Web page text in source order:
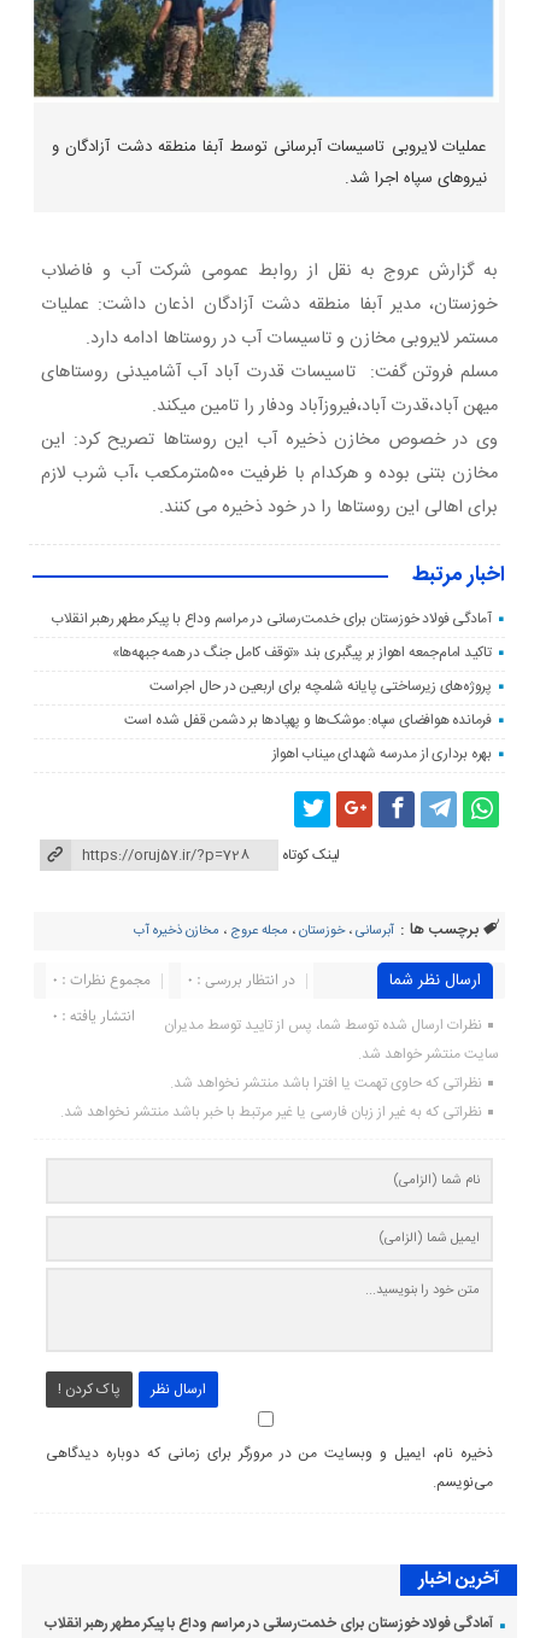
عملیات لایروبی تاسیسات آبرسانی توسط آبفا منطقه دشت آزادگان و
نیروهای سپاه اجرا شد.
به گزارش عروج به نقل از روابط عمومی شرکت آب و فاضلاب
خوزستان، مدیر آبفا منطقه دشت آزادگان اذعان داشت: عملیات‌
مستمر لایروبی مخازن و تاسیسات آب در روستاها ادامه دارد.
مسلم فروتن گفت: تاسیسات قدرت آباد آب آشامیدنی روستاهای
میهن آباد،قدرت آباد،فیروزآباد ودفار را تامین میکند.
وی در خصوص مخازن ذخیره آب این روستاها تصریح کرد: این
مخازن بتنی بوده و هرکدام با ظرفیت ۵۰۰مترمکعب ،آب شرب لازم
برای اهالی این روستاها را در خود ذخیره می کنند.
اخبار مرتبط
آمادگی فولاد خوزستان برای خدمت‌رسانی در مراسم وداع با پیکر مطهر رهبر انقلاب
تاکید امام‌جمعه اهواز بر پیگبری بند «توقف کامل جنگ در همه جبهه‌ها»
پروژه‌های زیرساختی پایانه شلمچه برای اربعین در حال اجراست
فرمانده هوافضای سپاه: موشک‌ها و پهپادها بر دشمن قفل شده است
بهره برداری از مدرسه شهدای میناب اهواز
لینک کوتاه
برچسب ها : آبرسانی،خوزستان، مجله عروج ، مخازن ذخیره آب
ارسال نظر شما مجموع نظرات : 0
در انتظار بررسی : 0
انتشار یافته : ۰
نظرات ارسال شده توسط شما، پس از تایید توسط مدیران
سایت منتشر خواهد شد.
نظراتی که حاوی تهمت یا افترا باشد منتشر نخواهد شد.
نظراتی که به غیر از زبان فارسی یا غیر مرتبط با خبر باشد منتشر نخواهد شد.
ارسال نظر پاک کردن !
ذخیره نام، ایمیل و وبسایت من در مرورگر برای زمانی که دوباره دیدگاهی
می‌نویسم.
آخرین اخبار
آمادگی فولاد خوزستان برای خدمت‌رسانی در مراسم وداع با پیکر مطهر رهبر انقلاب